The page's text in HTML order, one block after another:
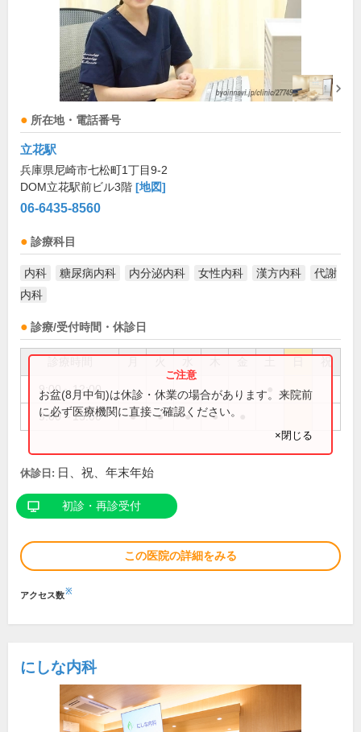
所在地・電話番号
立花駅
兵庫県尼崎市七松町1丁目9-2
DOM立花駅前ビル3階 [地図]
06-6435-8560
診療科目
内科 糖尿病内科 内分泌内科 女性内科 漢方内科
代謝
内科
診療/受付時間・休診日
祝
9:00～12:00
9:00～13:00 ● ● ● ●
お盆(8月中旬)は休診・休業の場合があります。来院前
に必ず医療機関に直接ご確認ください。
×閉じる
休診日: 日、祝、年末年始
初診・再診受付
この医院の詳細をみる
アクセス数※
にしな内科